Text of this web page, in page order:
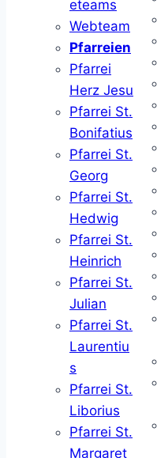
eteams
Webteam
Pfarreien
Pfarrei
Herz Jesu
Pfarrei St.
Bonifatius
Pfarrei St.
Georg
Pfarrei St.
Hedwig
Pfarrei St.
Heinrich
Pfarrei St.
Julian
Pfarrei St.
Laurentiu
s
Pfarrei St.
Liborius
Pfarrei St.
Margaret